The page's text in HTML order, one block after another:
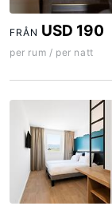
FRÅN USD 190
per rum / per natt